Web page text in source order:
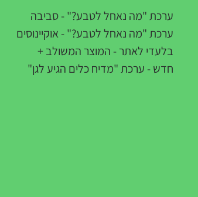
ערכת "מה נאחל לטבע?" - סביבה
ערכת "מה נאחל לטבע?" - אוקיינוסים
בלעדי לאתר - המוצר המשולב +
חדש - ערכת "מדיח כלים הגיע לגן"